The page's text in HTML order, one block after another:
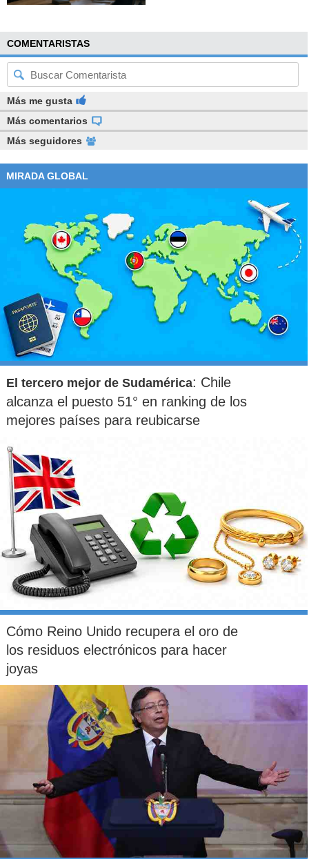
COMENTARISTAS
Más me gusta
Más comentarios
Más seguidores
MIRADA GLOBAL
El tercero mejor de Sudamérica: Chile
alcanza el puesto 51° en ranking de los
mejores países para reubicarse
Cómo Reino Unido recupera el oro de
los residuos electrónicos para hacer
joyas